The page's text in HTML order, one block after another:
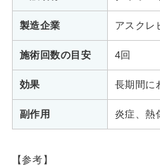
製造企業 アスクレ
施術回数の目安 4回
効果 長期間に
副作用 炎症、熱
【参考】